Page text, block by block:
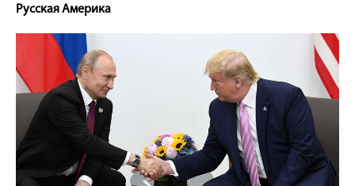
Русская Америка